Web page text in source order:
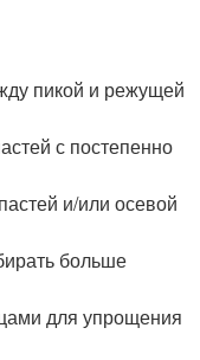
пикой и режущей
с постепенно
и/или осевой
больше
для упрощения